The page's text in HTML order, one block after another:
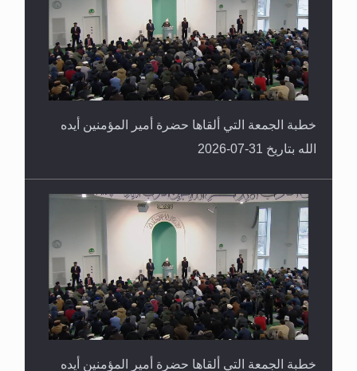
خطبة الجمعة التي ألقاها حضرة أمير المؤمنين أيده
الله بتاريخ 31-07-2026
خطبة الجمعة التي ألقاها حضرة أمير المؤمنين أيده